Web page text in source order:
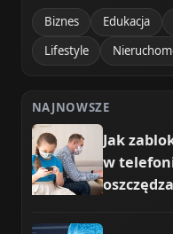
Biznes
Edukacja
Lifestyle
NAJNOWSZE
Jak
w